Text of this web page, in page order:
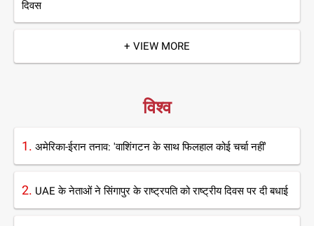
दिवस
+ VIEW MORE
विश्व
1. अमेरिका-ईरान तनाव: 'वाशिंगटन के साथ फिलहाल कोई चर्चा नहीं'
2. UAE के नेताओं ने सिंगापुर के राष्ट्रपति को राष्ट्रीय दिवस पर दी बधाई